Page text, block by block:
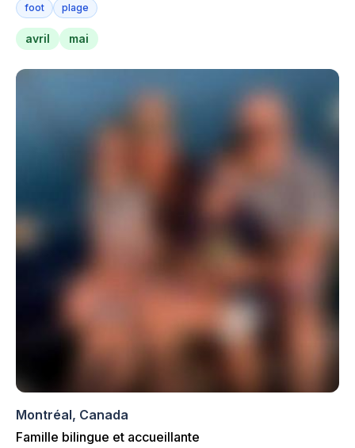
foot plage
avril mai
Montréal, Canada
Famille bilingue et accueillante